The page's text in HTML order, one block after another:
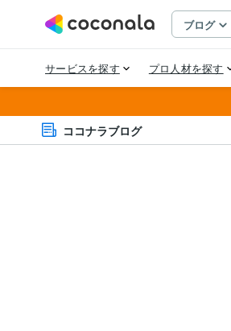
ココナラブログ